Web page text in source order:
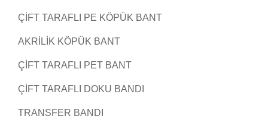
ÇIFT TARAFLI PE KÖPÜK BANT
AKRILIK KÖPÜK BANT
ÇIFT TARAFLI PET BANT
ÇIFT TARAFLI DOKU BANDI
TRANSFER BANDI